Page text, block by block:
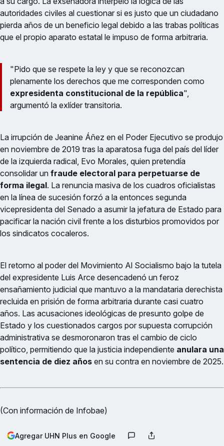
autoridades civiles al cuestionar si es justo que un ciudadano
pierda años de un beneficio legal debido a las trabas políticas
que el propio aparato estatal le impuso de forma arbitraria.
"Pido que se respete la ley y que se reconozcan
plenamente los derechos que me corresponden como
expresidenta constitucional de la república",
argumentó la exlíder transitoria.
La irrupción de Jeanine Áñez en el Poder Ejecutivo se produjo
en noviembre de 2019 tras la aparatosa fuga del país del líder
de la izquierda radical, Evo Morales, quien pretendía
consolidar un fraude electoral para perpetuarse de
forma ilegal. La renuncia masiva de los cuadros oficialistas
en la línea de sucesión forzó a la entonces segunda
vicepresidenta del Senado a asumir la jefatura de Estado para
pacificar la nación civil frente a los disturbios promovidos por
los sindicatos cocaleros.
El retorno al poder del Movimiento Al Socialismo bajo la tutela
del expresidente Luis Arce desencadenó un feroz
ensañamiento judicial que mantuvo a la mandataria derechista
recluida en prisión de forma arbitraria durante casi cuatro
años. Las acusaciones ideológicas de presunto golpe de
Estado y los cuestionados cargos por supuesta corrupción
administrativa se desmoronaron tras el cambio de ciclo
político, permitiendo que la justicia independiente anulara una
sentencia de diez años en su contra en noviembre de 2025.
(Con información de Infobae)
Agregar UHN Plus en Google